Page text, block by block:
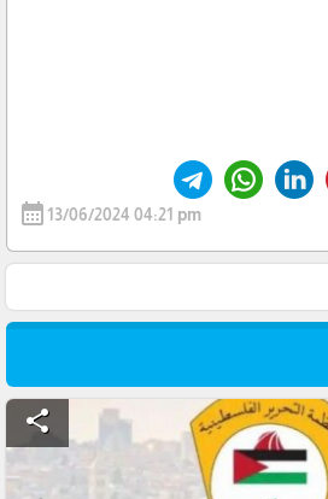
calendar_month 13/06/2024 04:21 pm
share